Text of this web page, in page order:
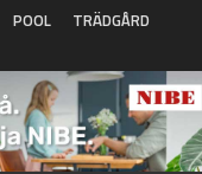
POOL
TRÄDGÅRD